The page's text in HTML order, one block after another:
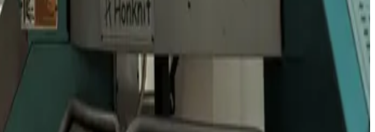
цене за единицу.
70% перед получением товара.